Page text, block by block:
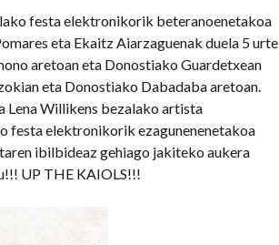
festa elektronikorik beteranoenetakoa
eta Ekaitz Aiarzaguenak duela 5 urte
aretoan eta Donostiako Guardetxean
eta Donostiako Dabadaba aretoan.
Lena Willikens bezalako artista
festa elektronikorik ezagunenenetakoa
ibilbideaz gehiago jakiteko aukera
UP THE KAIOLS!!!